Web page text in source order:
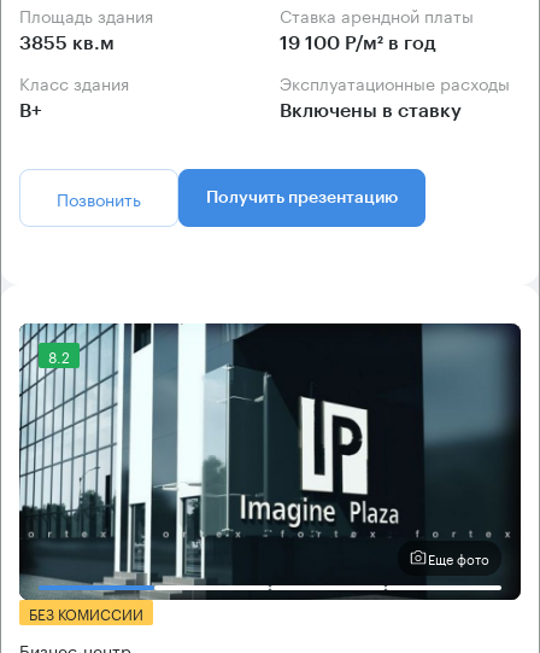
Площадь здания
3855 кв.м
Ставка арендной платы
19 100 Р/м² в год
Класс здания
B+
Эксплуатационные расходы
Включены в ставку
Позвонить Получить презентацию
8.2
Еще фото
БЕЗ КОМИССИИ